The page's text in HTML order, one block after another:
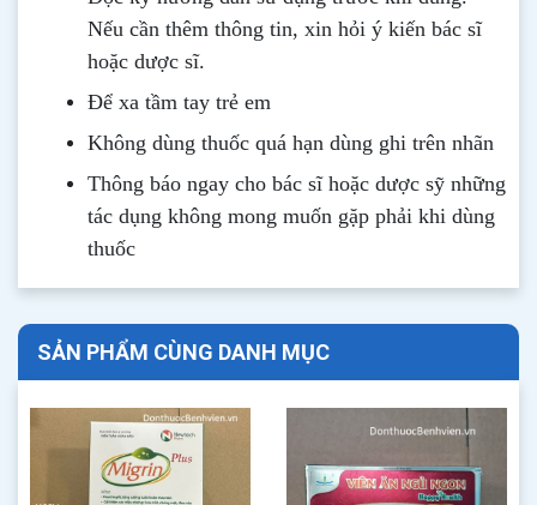
Nếu cần thêm thông tin, xin hỏi ý kiến bác sĩ
hoặc dược sĩ.
Để xa tầm tay trẻ em
Không dùng thuốc quá hạn dùng ghi trên nhãn
Thông báo ngay cho bác sĩ hoặc dược sỹ những
tác dụng không mong muốn gặp phải khi dùng
thuốc
SẢN PHẨM CÙNG DANH MỤC